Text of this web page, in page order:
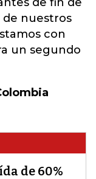
de nuestros
con
un segundo
de 60%